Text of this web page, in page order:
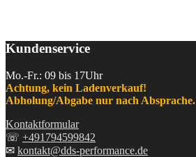
Kundenservice
Mo.-Fr.: 09 bis 17Uhr
Achtung, kein Ladenverkauf!
Abholung/Abgabe nur nach Absprache.
Kontaktformular
☏ +491794599842
✉ kontakt@dds-performance.de